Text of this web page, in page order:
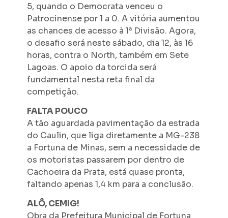
5, quando o Democrata venceu o
Patrocinense por 1 a 0. A vitória aumentou
as chances de acesso à 1ª Divisão. Agora,
o desafio será neste sábado, dia 12, às 16
horas, contra o North, também em Sete
Lagoas. O apoio da torcida será
fundamental nesta reta final da
competição.
FALTA POUCO
A tão aguardada pavimentação da estrada
do Caulin, que liga diretamente a MG-238
a Fortuna de Minas, sem a necessidade de
os motoristas passarem por dentro de
Cachoeira da Prata, está quase pronta,
faltando apenas 1,4 km para a conclusão.
ALÔ, CEMIG!